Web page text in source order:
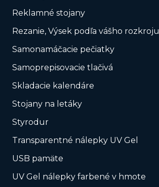
Reklamné stojany
Rezanie, Výsek podľa vášho rozkroju
Samonamáčacie pečiatky
Samoprepisovacie tlačivá
Skladacie kalendáre
Stojany na letáky
Styrodur
Transparentné nálepky UV Gel
USB pamäte
UV Gel nálepky farbené v hmote